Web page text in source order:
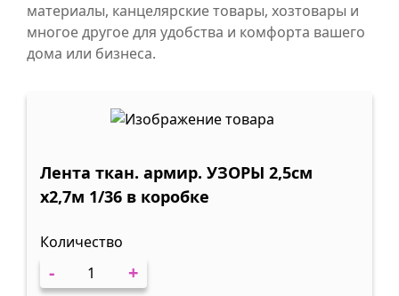
материалы, канцелярские товары, хозтовары и
многое другое для удобства и комфорта вашего
дома или бизнеса.
Лента ткан. армир. УЗОРЫ 2,5см
х2,7м 1/36 в коробке
Количество
- +